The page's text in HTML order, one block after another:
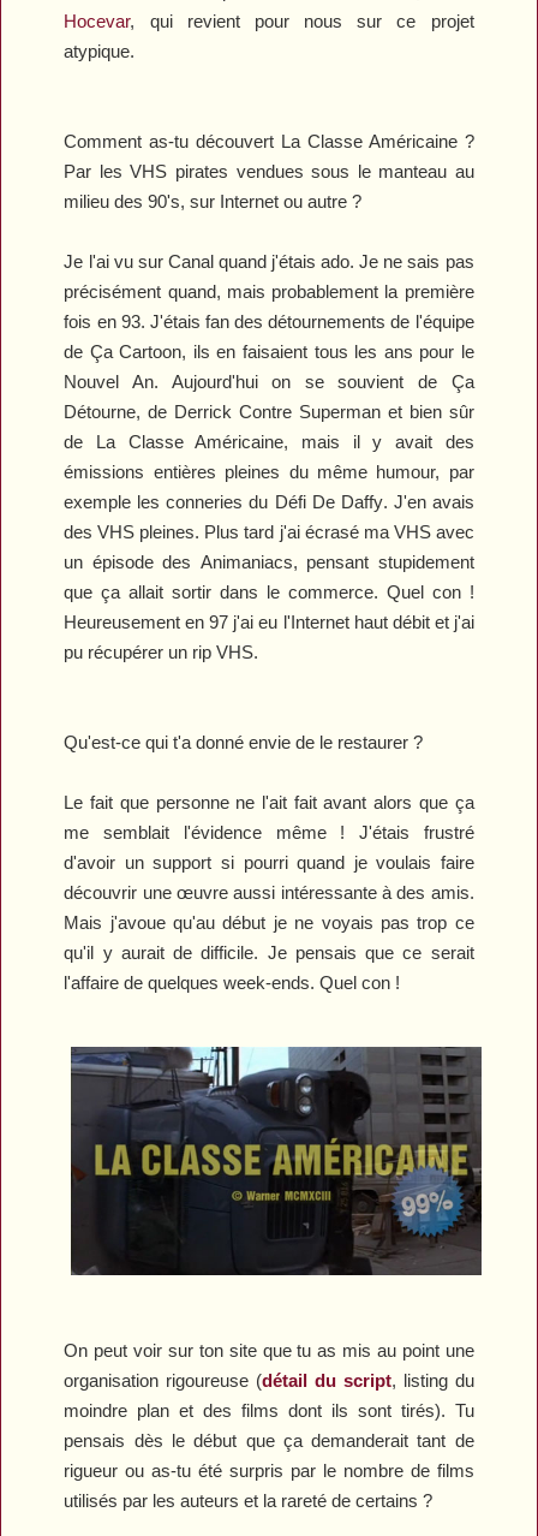
Hocevar, qui revient pour nous sur ce projet
atypique.
Comment as-tu découvert La Classe Américaine ?
Par les VHS pirates vendues sous le manteau au
milieu des 90's, sur Internet ou autre ?
Je l'ai vu sur Canal quand j'étais ado. Je ne sais pas
précisément quand, mais probablement la première
fois en 93. J'étais fan des détournements de l'équipe
de Ça Cartoon, ils en faisaient tous les ans pour le
Nouvel An. Aujourd'hui on se souvient de Ça
Détourne, de Derrick Contre Supermanet bien sûr
de La Classe Américaine, mais il y avait des
émissions entières pleines du même humour, par
exemple les conneries du Défi De Daffy. J'en avais
des VHS pleines. Plus tard j'ai écrasé ma VHS avec
un épisode des Animaniacs, pensant stupidement
que ça allait sortir dans le commerce. Quel con !
Heureusement en 97 j'ai eu l'Internet haut débit et j'ai
pu récupérer un rip VHS.
Qu'est-ce qui t'a donné envie de le restaurer ?
Le fait que personne ne l'ait fait avant alors que ça
me semblait l'évidence même ! J'étais frustré
d'avoir un support si pourri quand je voulais faire
découvrir une œuvre aussi intéressante à des amis.
Mais j'avoue qu'au début je ne voyais pas trop ce
qu'il y aurait de difficile. Je pensais que ce serait
l'affaire de quelques week-ends. Quel con !
On peut voir sur ton site que tu as mis au point une
organisation rigoureuse (détail du script, listing du
moindre plan et des films dont ils sont tirés). Tu
pensais dès le début que ça demanderait tant de
rigueur ou as-tu été surpris par le nombre de films
utilisés par les auteurs et la rareté de certains ?